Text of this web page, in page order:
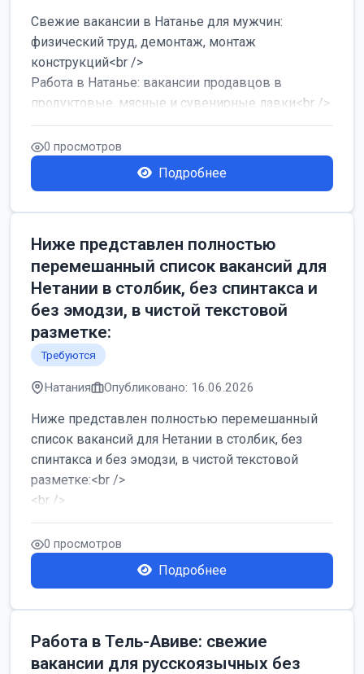
Свежие вакансии в Натанье для мужчин:
физический труд, демонтаж, монтаж
конструкций<br />
Работа в Натанье: вакансии продавцов в
продуктовые, мясные и сувенирные лавки<br />
Разнорабочий на сборку м...
0 просмотров
Подробнее
Ниже представлен полностью
перемешанный список вакансий для
Нетании в столбик, без спинтакса и
без эмодзи, в чистой текстовой
разметке:
Требуются
Натания Опубликовано: 16.06.2026
Ниже представлен полностью перемешанный
список вакансий для Нетании в столбик, без
спинтакса и без эмодзи, в чистой текстовой
разметке:<br />
<br />
Работа в Нетании на мебельном производстве:
требу...
0 просмотров
Подробнее
Работа в Тель-Авиве: свежие
вакансии для русскоязычных без